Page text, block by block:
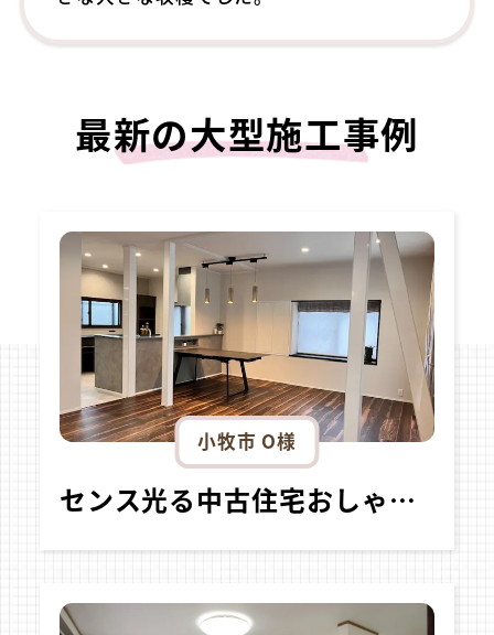
最新の大型施工事例
小牧市 O様
センス光る中古住宅おしゃれリノベ